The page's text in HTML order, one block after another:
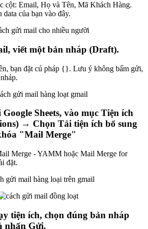
cột: Email, Họ và Tên, Mã Khách Hàng.
của bạn vào đây.
viết một bản nháp (Draft).
bạn đặt cú pháp {}. Lưu ý không bấm gửi,
Sheets, vào mục Tiện ích
→ Chọn Tải tiện ích bổ sung
"Mail Merge"
Merge - YAMM hoặc Mail Merge for
đặt.
tiện ích, chọn đúng bản nháp
nhấn Gửi.